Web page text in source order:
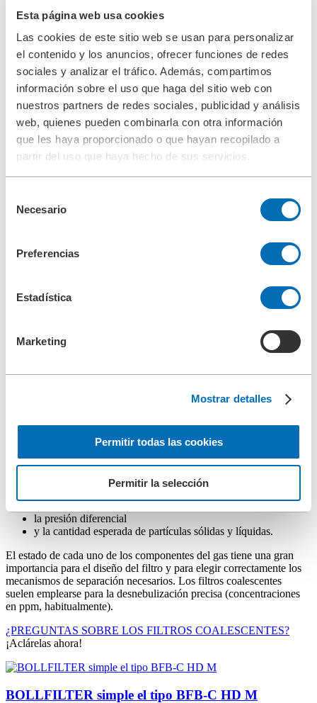
Esta página web usa cookies
Las cookies de este sitio web se usan para personalizar
el contenido y los anuncios, ofrecer funciones de redes
sociales y analizar el tráfico. Además, compartimos
información sobre el uso que haga del sitio web con
nuestros partners de redes sociales, publicidad y análisis
web, quienes pueden combinarla con otra información
que les haya proporcionado o que hayan recopilado a
partir del uso que haya hecho de sus servicios.
Necesario
Preferencias
Estadística
Marketing
Mostrar detalles
Permitir todas las cookies
Permitir la selección
Homepage ES
Filtros
Filtro coalescente para la
industria del petróleo y el gas
En la industria del petróleo y el gas, los filtros coalescentes
líquido/gas se emplean habitualmente para separar líquidos de gases.
capas, que tienen funciones distintas. En la primera capa se separan
las sustancias sólidas que aún pudiera haber en el flujo de gas. En la
segunda capa se separan las gotas de líquido por coalescencia de las
En el fieltro, las pequeñas gotas de líquido que haya en el gas se
acumulan formando gotas más grandes (coalescencia = confluencia)
el fieltro debido a la gravedad. El líquido separado puede recogerse
y, en caso necesario, almacenarse en un depósito de líquidos. El
Para un diseño óptimo del filtro de gas (coalescente
simplexo coalescentedúplex), además de los componentes del gas
y parámetros de servicio como el caudal, la presión y la temperatura,
la presión diferencial
y la cantidad esperada de partículas sólidas y líquidas.
El estado de cada uno de los componentes del gas tiene una gran
importancia para el diseño del filtro y para elegir correctamente los
mecanismos de separación necesarios. Los filtros coalescentes
suelen emplearse para la desnebulización precisa (concentraciones
en ppm, habitualmente).
¿PREGUNTAS SOBRE LOS FILTROS COALESCENTES?
¡Aclárelas ahora!
BOLLFILTER simple el tipo BFB-C HD M